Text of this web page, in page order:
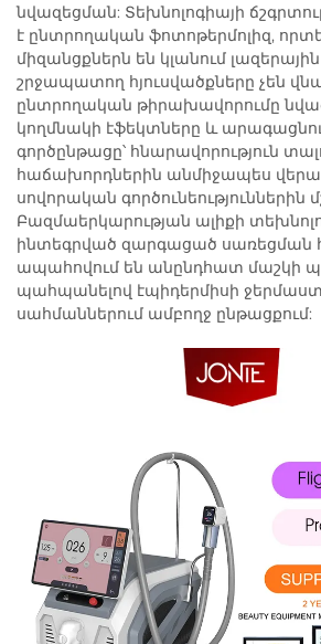
նվազեցման: Տեխնոլոգիայի
է ընտրողական ֆոտոթերմոլիզ,
միզանցքներն են կլանում
շրջապատող հյուսվածքները չեն
ընտրողական թիրախավորումը
կողմնակի էֆեկտները և
գործընթացը՝ հնարավորություն
հաճախորդներին անմիջապես
սովորական գործունեություններին
Բազմաերկարության ալիքի
ինտեգրված զարգացած սառեցման
ապահովում են անընդհատ մաշկի
պահպանելով էպիդերմիսի
սահմաններում ամբողջ ընթացքում: